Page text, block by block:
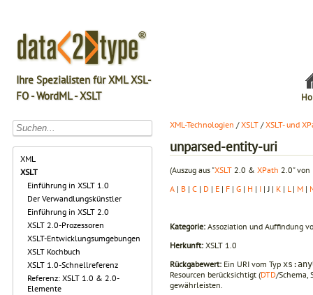
Ihre Spezialisten für XML XSL-
FO - WordML - XSLT
XML
XSLT
Einführung in XSLT 1.0
Der Verwandlungskünstler
Einführung in XSLT 2.0
XSLT 2.0-Prozessoren
XSLT-Entwicklungsumgebungen
XSLT Kochbuch
XSLT 1.0-Schnellreferenz
Referenz: XSLT 1.0 & 2.0-
Elemente
XML-Technologien /XSLT /XSLT- und
unparsed-entity-uri
(Auszug aus "XSLT 2.0 & XPath 2.0" von
A | B | C | D | E | F | G | H | I | J | K | L | M |
Kategorie: Assoziation und Auffindung
Herkunft: XSLT 1.0
Rückgabewert: Ein URI vom Typ
Resourcen berücksichtigt (DTD/Schema,
gewährleisten.